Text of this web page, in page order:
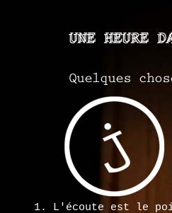
L'écoute est le